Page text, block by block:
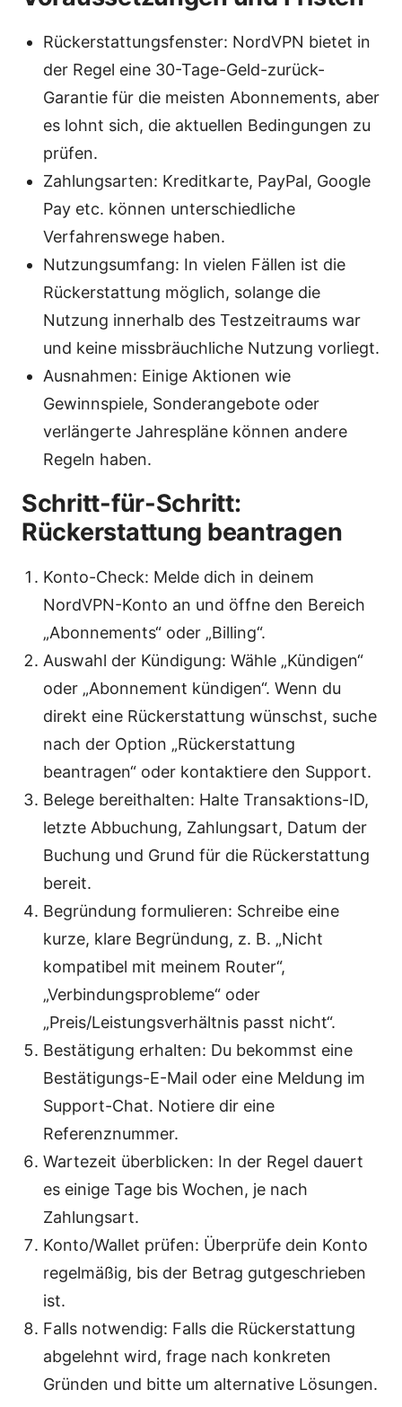
Rückerstattungsfenster: NordVPN bietet in
der Regel eine 30-Tage-Geld-zurück-
Garantie für die meisten Abonnements, aber
es lohnt sich, die aktuellen Bedingungen zu
prüfen.
Zahlungsarten: Kreditkarte, PayPal, Google
Pay etc. können unterschiedliche
Verfahrenswege haben.
Nutzungsumfang: In vielen Fällen ist die
Rückerstattung möglich, solange die
Nutzung innerhalb des Testzeitraums war
und keine missbräuchliche Nutzung vorliegt.
Ausnahmen: Einige Aktionen wie
Gewinnspiele, Sonderangebote oder
verlängerte Jahrespläne können andere
Regeln haben.
Schritt-für-Schritt:
Rückerstattung beantragen
Konto-Check: Melde dich in deinem
NordVPN-Konto an und öffne den Bereich
„Abonnements“ oder „Billing“.
Auswahl der Kündigung: Wähle „Kündigen“
oder „Abonnement kündigen“. Wenn du
direkt eine Rückerstattung wünschst, suche
nach der Option „Rückerstattung
beantragen“ oder kontaktiere den Support.
Belege bereithalten: Halte Transaktions-ID,
letzte Abbuchung, Zahlungsart, Datum der
Buchung und Grund für die Rückerstattung
bereit.
Begründung formulieren: Schreibe eine
kurze, klare Begründung, z. B. „Nicht
kompatibel mit meinem Router“,
„Verbindungsprobleme“ oder
„Preis/Leistungsverhältnis passt nicht“.
Bestätigung erhalten: Du bekommst eine
Bestätigungs-E-Mail oder eine Meldung im
Support-Chat. Notiere dir eine
Referenznummer.
Wartezeit überblicken: In der Regel dauert
es einige Tage bis Wochen, je nach
Zahlungsart.
Konto/Wallet prüfen: Überprüfe dein Konto
regelmäßig, bis der Betrag gutgeschrieben
ist.
Falls notwendig: Falls die Rückerstattung
abgelehnt wird, frage nach konkreten
Gründen und bitte um alternative Lösungen.